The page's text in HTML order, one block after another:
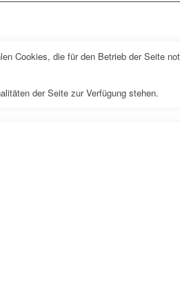
Cookies, die für den Betrieb der Seite
der Seite zur Verfügung stehen.